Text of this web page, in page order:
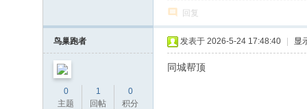
回复
鸟巢跑者
0
主题
1
回帖
0
积分
发表于 2026-5-24 17:48:40 显
同城帮顶